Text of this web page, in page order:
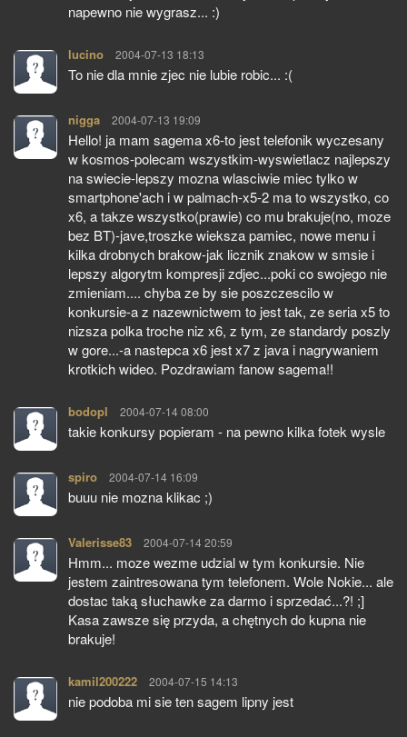
napewno nie wygrasz... :)
lucino pisze:
2004-07-13 18:13
To nie dla mnie zjec nie lubie robic... :(
nigga pisze:
2004-07-13 19:09
Hello! ja mam sagema x6-to jest telefonik wyczesany
w kosmos-polecam wszystkim-wyswietlacz najlepszy
na swiecie-lepszy mozna wlasciwie miec tylko w
smartphone'ach i w palmach-x5-2 ma to wszystko, co
x6, a takze wszystko(prawie) co mu brakuje(no, moze
bez BT)-jave,troszke wieksza pamiec, nowe menu i
kilka drobnych brakow-jak licznik znakow w smsie i
lepszy algorytm kompresji zdjec...poki co swojego nie
zmieniam.... chyba ze by sie poszczescilo w
konkursie-a z nazewnictwem to jest tak, ze seria x5 to
nizsza polka troche niz x6, z tym, ze standardy poszly
w gore...-a nastepca x6 jest x7 z java i nagrywaniem
krotkich wideo. Pozdrawiam fanow sagema!!
bodopl pisze:
2004-07-14 08:00
takie konkursy popieram - na pewno kilka fotek wysle
spiro pisze:
2004-07-14 16:09
buuu nie mozna klikac ;)
Valerisse83 pisze:
2004-07-14 20:59
Hmm... moze wezme udzial w tym konkursie. Nie
jestem zaintresowana tym telefonem. Wole Nokie... ale
dostac taką słuchawke za darmo i sprzedać...?! ;]
Kasa zawsze się przyda, a chętnych do kupna nie
brakuje!
kamil200222 pisze:
2004-07-15 14:13
nie podoba mi sie ten sagem lipny jest